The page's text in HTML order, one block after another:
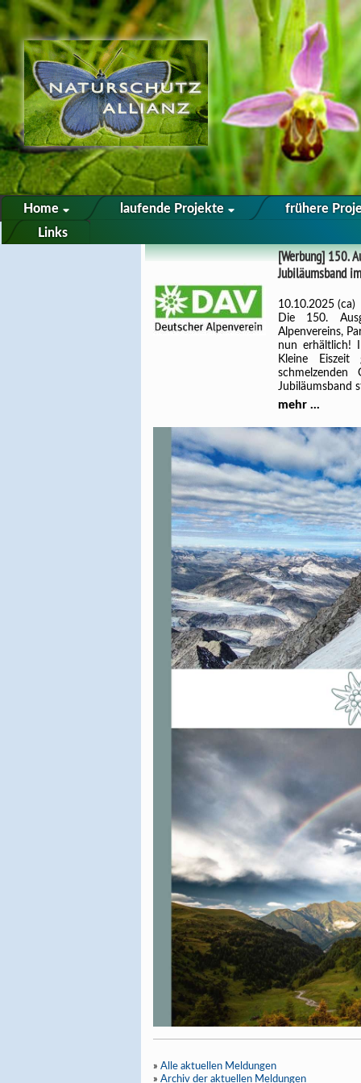
Home laufende Projekte
frühere
Links
[Werbung] 150.
Jubiläumsband
10.10.2025 (ca)
Die 150.
Alpenvereins,
nun erhältlich!
Kleine
Jubiläumsband
mehr ...
» Alle aktuellen Meldungen
» Archiv der aktuellen Meldungen